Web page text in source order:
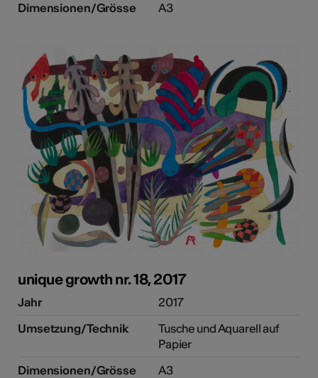
Dimensionen/Grösse
A3
unique growth nr. 18, 2017
Jahr
2017
Umsetzung/Technik
Tusche und Aquarell auf
Papier
Dimensionen/Grösse
A3